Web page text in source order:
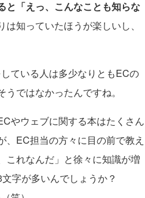
と「えっ、こんなことも知らな
は知っていたほうが楽しいし、
ている人は多少なりともECの
ではなかったんですね。
やウェブに関する本はたくさん
EC担当の方々に目の前で教え
これなんだ」と徐々に知識が増
字が多いんでしょうか？